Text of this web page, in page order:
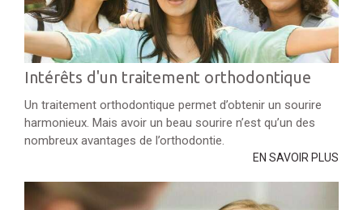
Intérêts d'un traitement orthodontique
Un traitement orthodontique permet d’obtenir un sourire
harmonieux. Mais avoir un beau sourire n’est qu’un des
nombreux avantages de l’orthodontie.
EN SAVOIR PLUS